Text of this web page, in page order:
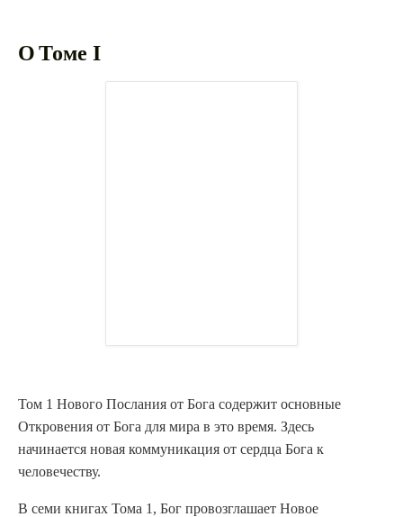
ОТоме I
Том 1 Нового Послания от Бога содержит основные
Откровения от Бога для мира в это время. Здесь
начинается новая коммуникация от сердца Бога к
человечеству.
В семи книгах Тома 1, Бог провозглашает Новое